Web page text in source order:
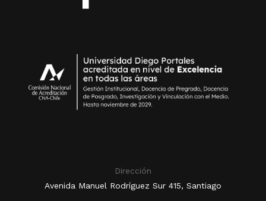
Dirección
Avenida Manuel Rodríguez Sur 415, Santiago